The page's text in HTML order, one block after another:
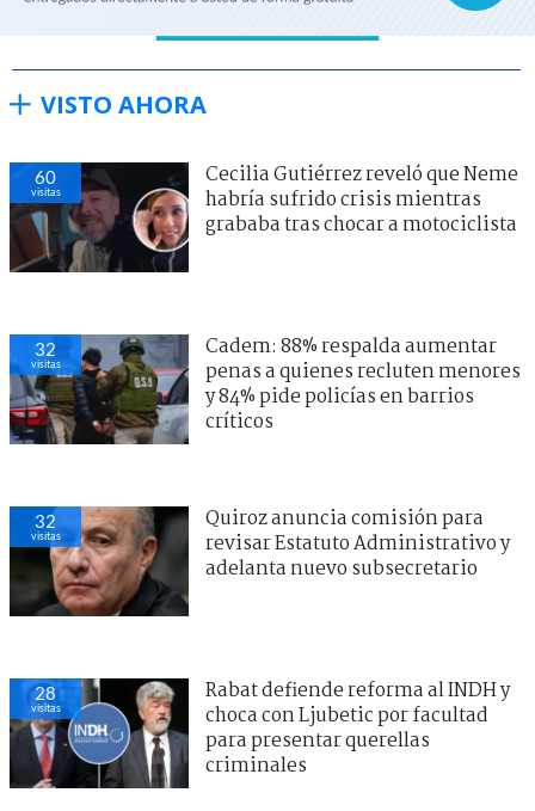
VISTO AHORA
60
visitas
Cecilia Gutiérrez reveló que Neme
habría sufrido crisis mientras
grababa tras chocar a motociclista
32
visitas
Cadem: 88% respalda aumentar
penas a quienes recluten menores
y 84% pide policías en barrios
críticos
32
visitas
Quiroz anuncia comisión para
revisar Estatuto Administrativo y
adelanta nuevo subsecretario
28
visitas
Rabat defiende reforma al INDH y
choca con Ljubetic por facultad
para presentar querellas
criminales